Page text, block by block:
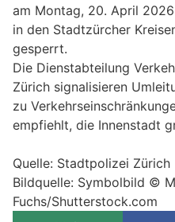
am Montag, 20. April
in den Stadtzürcher
gesperrt.
Die Dienstabteilung
Zürich signalisieren
zu
empfiehlt, die Innenstadt
Quelle: Stadtpolizei Zürich
Bildquelle: Symbolbild ©
Fuchs/Shutterstock.com